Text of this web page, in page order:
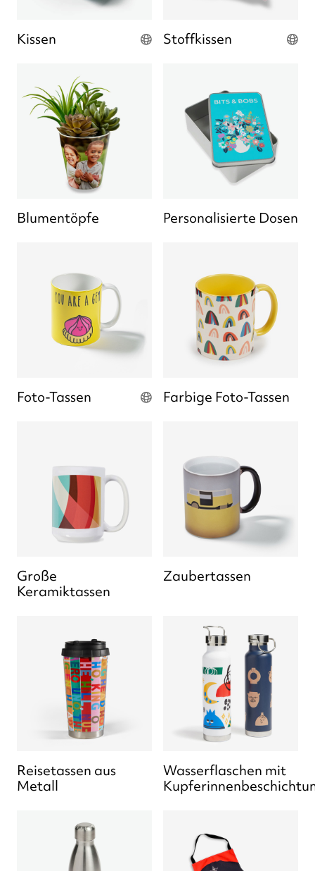
Kissen Stoffkissen
Blumentöpfe Personalisierte Dosen
Foto-Tassen Farbige Foto-Tassen
Große
Keramiktassen
Zaubertassen
Reisetassen aus
Metall
Wasserflaschen mit